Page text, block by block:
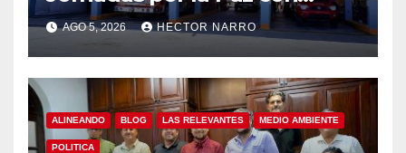
capacitación en primeros
auxilios para jóvenes
AGO 5, 2026 HECTOR NARRO
ALINEANDO BLOG LAS RELEVANTES MEDIO AMBIENTE
POLITICA